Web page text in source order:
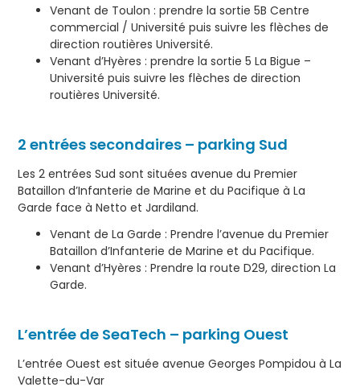
Venant de Toulon : prendre la sortie 5B Centre
commercial / Université puis suivre les flèches de
direction routières Université.
Venant d’Hyères : prendre la sortie 5 La Bigue –
Université puis suivre les flèches de direction
routières Université.
2 entrées secondaires – parking Sud
Les 2 entrées Sud sont situées avenue du Premier
Bataillon d’Infanterie de Marine et du Pacifique à La
Garde face à Netto et Jardiland.
Venant de La Garde : Prendre l’avenue du Premier
Bataillon d’Infanterie de Marine et du Pacifique.
Venant d’Hyères : Prendre la route D29, direction La
Garde.
L’entrée de SeaTech – parking Ouest
L’entrée Ouest est située avenue Georges Pompidou à La
Valette-du-Var